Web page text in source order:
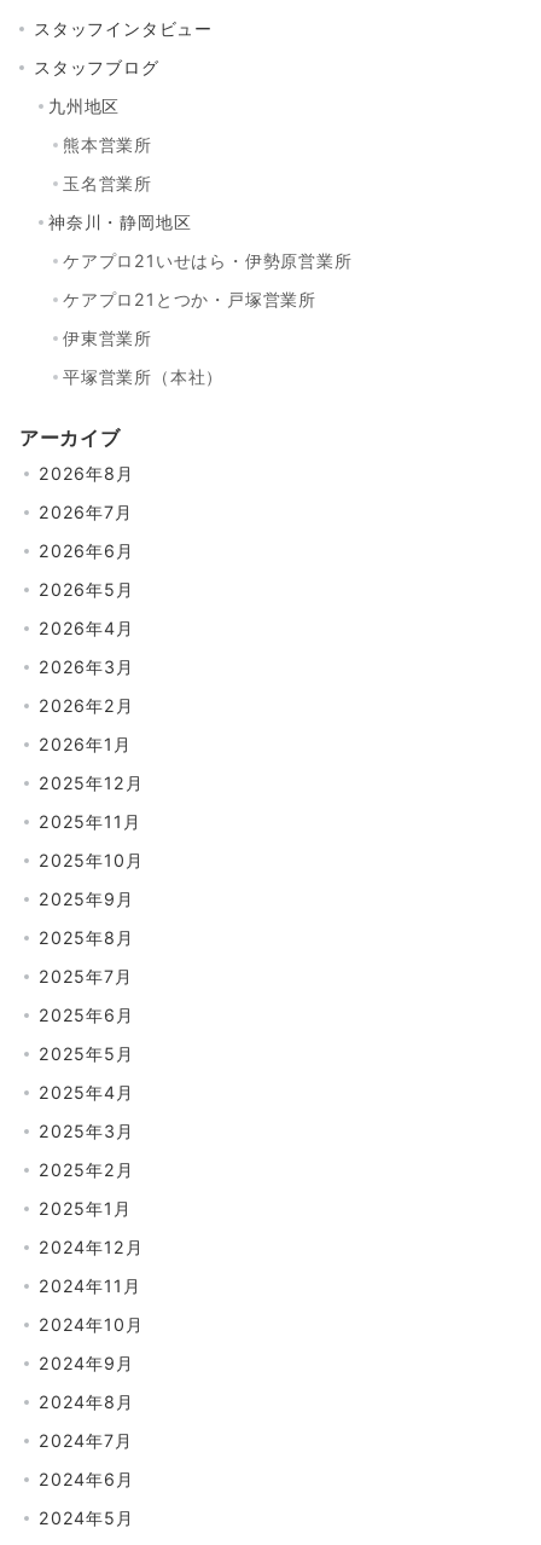
スタッフインタビュー
スタッフブログ
九州地区
熊本営業所
玉名営業所
神奈川・静岡地区
ケアプロ21いせはら・伊勢原営業所
ケアプロ21とつか・戸塚営業所
伊東営業所
平塚営業所（本社）
アーカイブ
2026年8月
2026年7月
2026年6月
2026年5月
2026年4月
2026年3月
2026年2月
2026年1月
2025年12月
2025年11月
2025年10月
2025年9月
2025年8月
2025年7月
2025年6月
2025年5月
2025年4月
2025年3月
2025年2月
2025年1月
2024年12月
2024年11月
2024年10月
2024年9月
2024年8月
2024年7月
2024年6月
2024年5月